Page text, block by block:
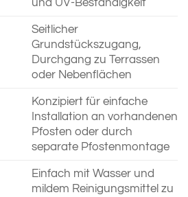
und UV-Beständigkeit
Seitlicher
Grundstückszugang,
Durchgang zu Terrassen
oder Nebenflächen
Konzipiert für einfache
Installation an vorhandenen
Pfosten oder durch
separate Pfostenmontage
Einfach mit Wasser und
mildem Reinigungsmittel zu